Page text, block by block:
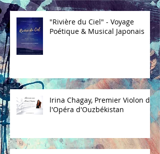
"Rivière du Ciel" - Voyage
Poétique & Musical Japonais
Irina Chagay, Premier Violon de
l'Opéra d'Ouzbékistan